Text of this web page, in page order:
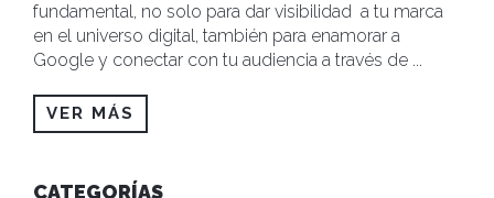
fundamental, no solo para dar visibilidad a tu marca
en el universo digital, también para enamorar a
Google y conectar con tu audiencia a través de ...
VER MÁS
CATEGORÍAS